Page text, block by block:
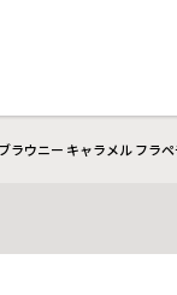
ラウニー キャラメル フラペ